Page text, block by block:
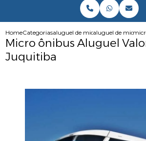
HomeCategoriasaluguel de micro onibus
aluguel de micro
Micro ônibus Aluguel
Juquitiba